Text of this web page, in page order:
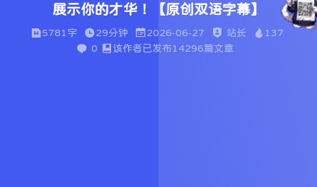
展示你的才华！【原创双语字幕】
5781字 29分钟 2026-06-27 站长
137
0
该作者已发布14296篇文章